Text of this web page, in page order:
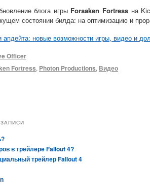
блога игры Forsaken Fortress на
состоянии билда: на оптимизацию и
апдейта: новые возможности игры, видео и
Officer
Fortress, Photon Productions, Видео
в трейлере Fallout 4?
трейлер Fallout 4